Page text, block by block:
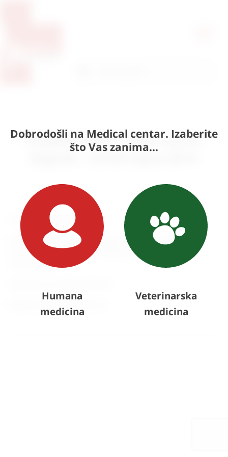
Hospital days, Hypo centar
Zagreb – 23-24.rujna 2014
Poštovani poslovni partneri,
posjetite naš izložbeno-prodajni štand na Hospital days-
ima – koji će se održati u Zagrebu/Hypo centar, 23-
24.rujna 2014.
Dobrodošli na Medical centar. Izaberite
što Vas zanima...
Humana
medicina
Veterinarska
medicina